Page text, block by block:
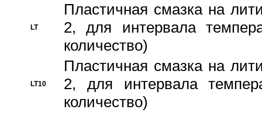
LT
Пластичная смазка на
2, для интервала
количество)
LT10
Пластичная смазка на
2, для интервала
количество)